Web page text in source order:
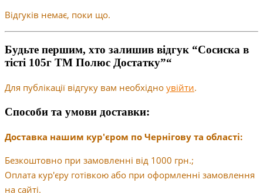
Відгуків немає, поки що.
Будьте першим, хто залишив відгук “Сосиска в
тісті 105г ТМ Полюс Достатку”“
Для публікації відгуку вам необхідно увійти.
Способи та умови доставки:
Доставка нашим кур'єром по Чернігову та області:
Безкоштовно при замовленні від 1000 грн.;
Оплата кур'єру готівкою або при оформленні замовлення
на сайті.